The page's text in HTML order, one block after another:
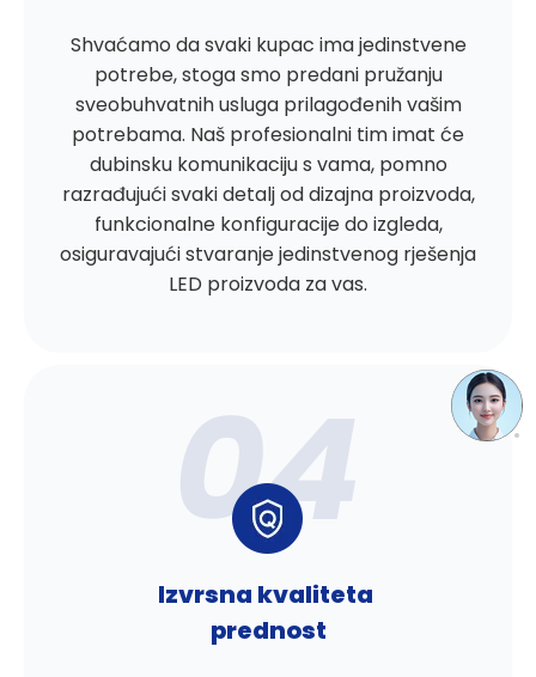
Shvaćamo da svaki kupac ima jedinstvene
potrebe, stoga smo predani pružanju
sveobuhvatnih usluga prilagođenih vašim
potrebama. Naš profesionalni tim imat će
dubinsku komunikaciju s vama, pomno
razrađujući svaki detalj od dizajna proizvoda,
funkcionalne konfiguracije do izgleda,
osiguravajući stvaranje jedinstvenog rješenja
LED proizvoda za vas.
Izvrsna kvaliteta
prednost